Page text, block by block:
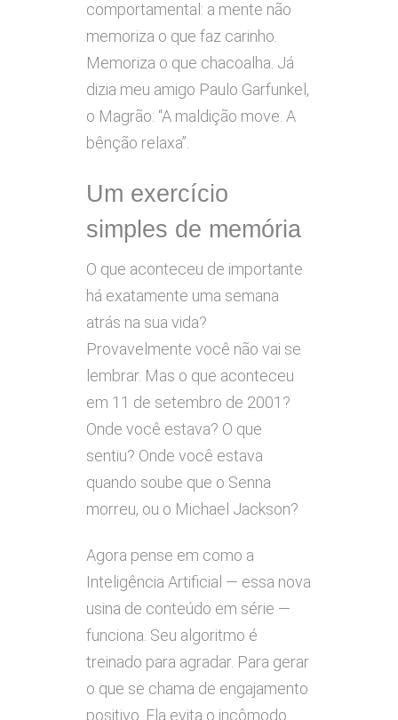
comportamental: a mente não
memoriza o que faz carinho.
Memoriza o que chacoalha. Já
dizia meu amigo Paulo Garfunkel,
o Magrão: “A maldição move. A
bênção relaxa”.
Um exercício
simples de memória
O que aconteceu de importante
há exatamente uma semana
atrás na sua vida?
Provavelmente você não vai se
lembrar. Mas o que aconteceu
em 11 de setembro de 2001?
Onde você estava? O que
sentiu? Onde você estava
quando soube que o Senna
morreu, ou o Michael Jackson?
Agora pense em como a
Inteligência Artificial — essa nova
usina de conteúdo em série —
funciona. Seu algoritmo é
treinado para agradar. Para gerar
o que se chama de engajamento
positivo. Ela evita o incômodo